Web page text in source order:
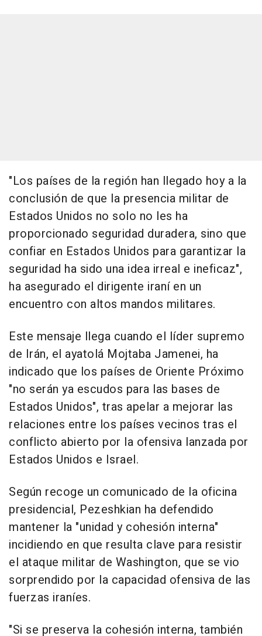
"Los países de la región han llegado hoy a la
conclusión de que la presencia militar de
Estados Unidos no solo no les ha
proporcionado seguridad duradera, sino que
confiar en Estados Unidos para garantizar la
seguridad ha sido una idea irreal e ineficaz",
ha asegurado el dirigente iraní en un
encuentro con altos mandos militares.
Este mensaje llega cuando el líder supremo
de Irán, el ayatolá Mojtaba Jamenei, ha
indicado que los países de Oriente Próximo
"no serán ya escudos para las bases de
Estados Unidos", tras apelar a mejorar las
relaciones entre los países vecinos tras el
conflicto abierto por la ofensiva lanzada por
Estados Unidos e Israel.
Según recoge un comunicado de la oficina
presidencial, Pezeshkian ha defendido
mantener la "unidad y cohesión interna"
incidiendo en que resulta clave para resistir
el ataque militar de Washington, que se vio
sorprendido por la capacidad ofensiva de las
fuerzas iraníes.
"Si se preserva la cohesión interna, también